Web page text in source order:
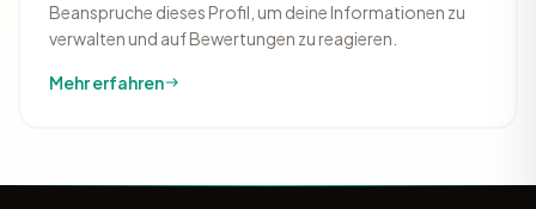
Beanspruche dieses Profil, um deine Informationen zu
verwalten und auf Bewertungen zu reagieren.
Mehr erfahren